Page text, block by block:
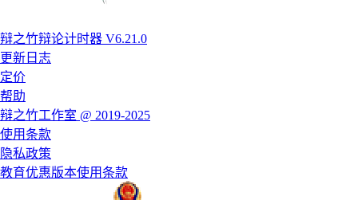
辩之竹辩论计时器 V6.21.0
更新日志
定价
帮助
辩之竹工作室 @ 2019-2025
使用条款
隐私政策
教育优惠版本使用条款